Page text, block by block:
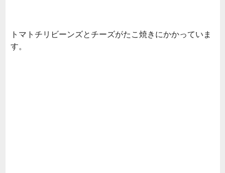
トマトチリビーンズとチーズがたこ焼きにかかっていま
す。